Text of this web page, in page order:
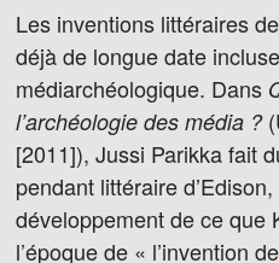
Les inventions littéraires
déjà de longue date
médiarchéologique. Dans
l’archéologie des média ?
[2011]), Jussi Parikka fait
pendant littéraire
développement de ce que
l’époque de « l’invention